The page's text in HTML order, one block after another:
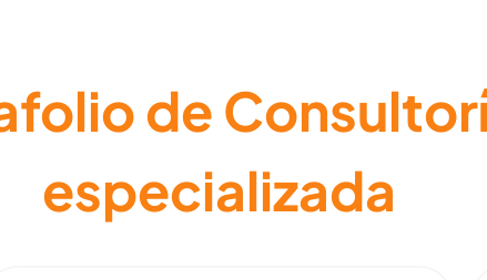
de
especializada